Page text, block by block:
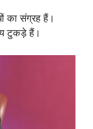
का संग्रह हैं।
टुकड़े हैं।